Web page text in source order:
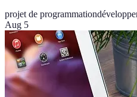
projet de programmation
Aug 5